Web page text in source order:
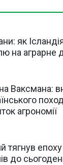
як
на аграрне
Ваксмана:
агрономії
тягнув
до